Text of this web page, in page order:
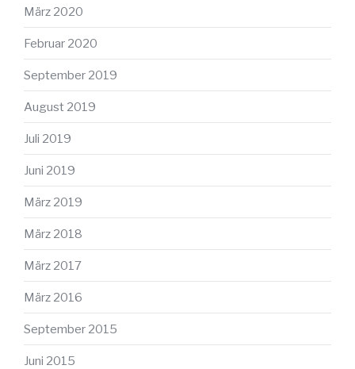
März 2020
Februar 2020
September 2019
August 2019
Juli 2019
Juni 2019
März 2019
März 2018
März 2017
März 2016
September 2015
Juni 2015